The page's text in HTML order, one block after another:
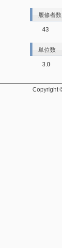
履修者数
43
単位数
3.0